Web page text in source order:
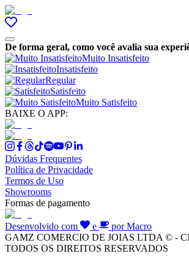
De forma geral, como você avalia sua
Muito Insatisfeito
Insatisfeito
Regular
Satisfeito
Muito Satisfeito
BAIXE O APP:
Dúvidas Frequentes
Política de Privacidade
Termos de Uso
Showrooms
Formas de pagamento
Desenvolvido com e
por Macro
GAMZ COMERCIO DE JOIAS LTDA © -
TODOS OS DIREITOS RESERVADOS